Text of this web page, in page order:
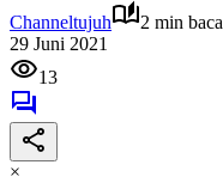
Channeltujuh
2 min baca
29 Juni 2021
13
×